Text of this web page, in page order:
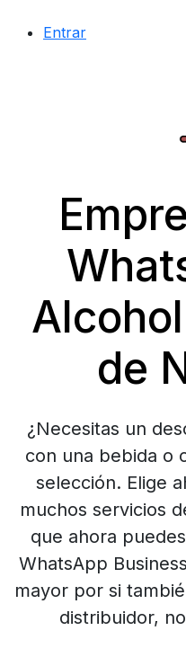
Entrar
de
¿Necesitas un
con una bebida o
selección. Elige
muchos servicios
que ahora
WhatsApp
mayor por si
distribuidor,